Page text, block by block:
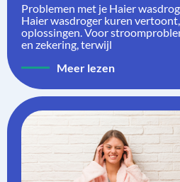
Problemen met je Haier
Haier wasdroger kuren
oplossingen. Voor
en zekering, terwijl
Meer lezen